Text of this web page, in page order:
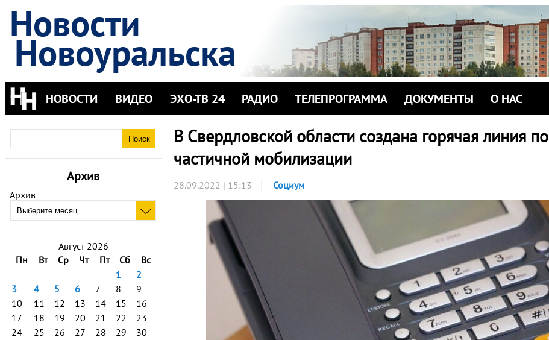
Новости
Новоуральска
НОВОСТИ ВИДЕО ЭХО-ТВ 24 РАДИО ТЕЛЕПРОГРАММА ДОКУМЕНТЫ О НАС
Архив
Архив
Август 2026
Пн
Вт Ср Чт Пт Сб
Вс
1
2
3
4 5 6 7 8
9
10
11 12 13 14 15
16
17
18 19 20 21 22
23
24
25 26 27 28 29
30
В Свердловской области создана горячая линия по
частичной мобилизации
28.09.2022 | 15:13 Социум